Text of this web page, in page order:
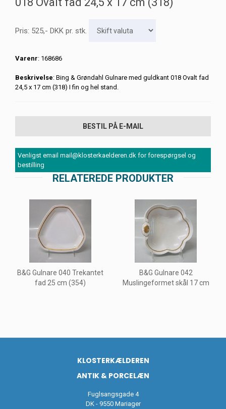
Pris: 525,- DKK pr. stk.
Varenr: 168686
Beskrivelse: Bing & Grøndahl Gulnare med guldkant 018 Ovalt fad
24,5 x 17 cm (318) I fin og hel stand.
BESTIL PÅ E-MAIL
Venligst email mail@klosterkaelderen.dk for forespørgsel og
bestilling
RELATEREDE PRODUKTER
B&G Gulnare 040 Trekantet
fad 25 cm (354)
B&G Gulnare 042
Muslingeformet skål 17 cm
KLOSTERKÆLDEREN
ANTIK & PORCELÆN
Fuglsangsgade 4
DK - 9550 Mariager